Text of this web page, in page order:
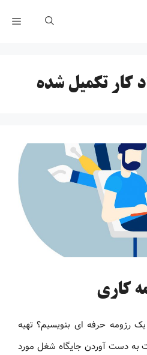
کار تکمیل شده
کاری
رزومه حرفه ای بنویسیم؟ تهیه
به دست آوردن جایگاه شغل مورد